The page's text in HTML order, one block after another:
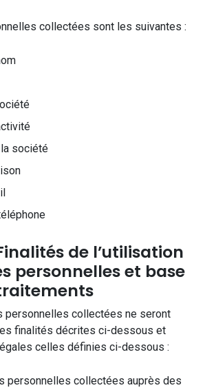
collectées sont les suivantes :
société
de l’utilisation
personnelles et base
personnelles collectées ne seront
finalités décrites ci-dessous et
celles définies ci-dessous :
personnelles collectées auprès des